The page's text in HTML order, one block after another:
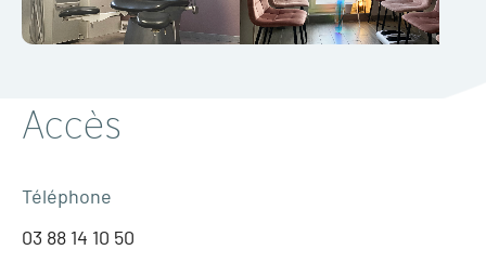
Accès
Téléphone
03 88 14 10 50